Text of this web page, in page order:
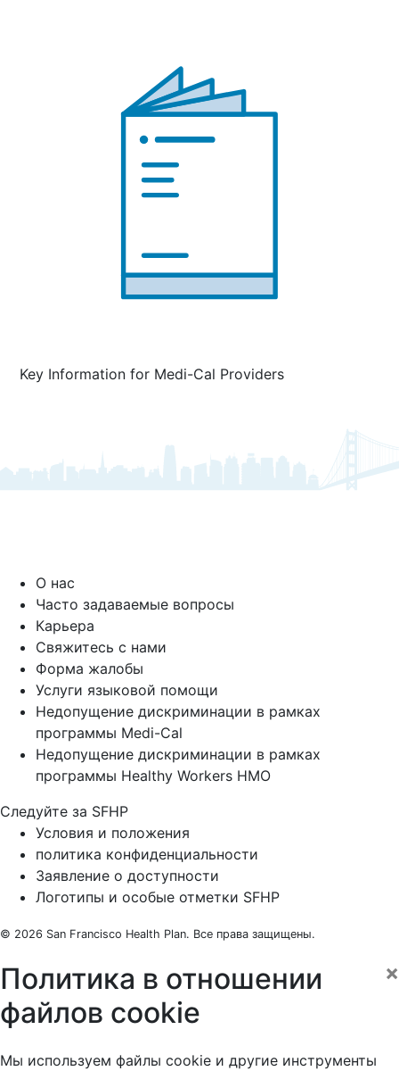
Key Information for Medi-Cal Providers
О нас
Часто задаваемые вопросы
Карьера
Свяжитесь с нами
Форма жалобы
Услуги языковой помощи
Недопущение дискриминации в рамках
программы Medi-Cal
Недопущение дискриминации в рамках
программы Healthy Workers HMO
Следуйте за SFHP
Facebook
Threads
Instagram
LinkedIn
YouTubeУсловия и положения
политика конфиденциальности
Заявление о доступности
Логотипы и особые отметки SFHP
© 2026 San Francisco Health Plan. Все права защищены.
×
Политика в отношении
файлов cookie
Мы используем файлы cookie и другие инструменты